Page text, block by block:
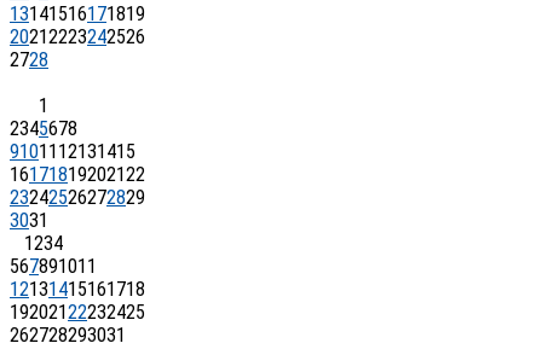
13141516171819
20212223242526
2728
1
2345678
91011 12131415
16171819202122
23242526272829
3031
1234
567891011
12131415161718
19202122232425
262728293031